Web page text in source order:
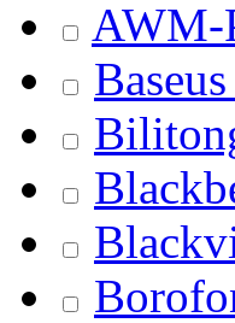
AWM-
Baseus